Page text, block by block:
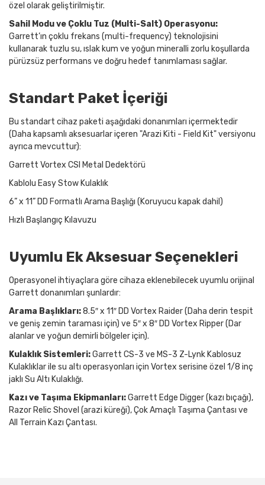
özel olarak geliştirilmiştir.
Sahil Modu ve Çoklu Tuz (Multi-Salt) Operasyonu:
Garrett’ın çoklu frekans (multi-frequency) teknolojisini
kullanarak tuzlu su, ıslak kum ve yoğun mineralli zorlu koşullarda
pürüzsüz performans ve doğru hedef tanımlaması sağlar.
Standart Paket İçeriği
Bu standart cihaz paketi aşağıdaki donanımları içermektedir
(Daha kapsamlı aksesuarlar içeren "Arazi Kiti - Field Kit" versiyonu
ayrıca mevcuttur):
Garrett Vortex CSI Metal Dedektörü
Kablolu Easy Stow Kulaklık
6” x 11” DD Formatlı Arama Başlığı (Koruyucu kapak dahil)
Hızlı Başlangıç Kılavuzu
Uyumlu Ek Aksesuar Seçenekleri
Operasyonel ihtiyaçlara göre cihaza eklenebilecek uyumlu orijinal
Garrett donanımları şunlardır:
Arama Başlıkları:8.5″ x 11″ DD Vortex Raider (Daha derin tespit
ve geniş zemin taraması için) ve 5″ x 8″ DD Vortex Ripper (Dar
alanlar ve yoğun demirli bölgeler için).
Kulaklık Sistemleri:Garrett CS-3 ve MS-3 Z-Lynk Kablosuz
Kulaklıklar ile su altı operasyonları için Vortex serisine özel 1/8 inç
jaklı Su Altı Kulaklığı.
Kazı ve Taşıma Ekipmanları:Garrett Edge Digger (kazı bıçağı),
Razor Relic Shovel (arazi küreği), Çok Amaçlı Taşıma Çantası ve
All Terrain Kazı Çantası.